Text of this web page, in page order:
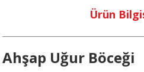
Ürün
Ahşap Uğur Böceği